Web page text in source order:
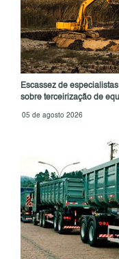
Escassez de
sobre terceirização de
05 de agosto 2026